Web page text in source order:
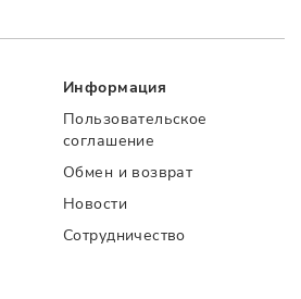
Информация
Пользовательское
соглашение
Обмен и возврат
Новости
Сотрудничество